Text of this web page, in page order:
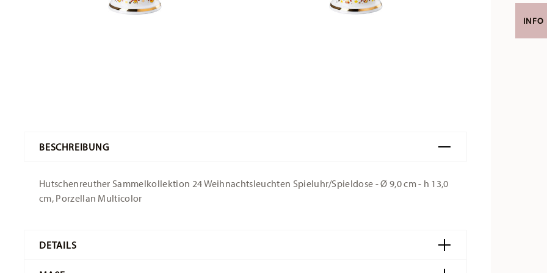
INFO
BESCHREIBUNG
Hutschenreuther Sammelkollektion 24 Weihnachtsleuchten Spieluhr/Spieldose - Ø 9,0 cm - h 13,0
cm, Porzellan Multicolor
DETAILS